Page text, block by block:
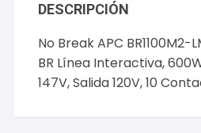
147V,
Salida
10
Contactos
DESCRIPCIÓN
No Break APC BR1100M2-
BR Línea Interactiva,
147V, Salida 120V, 10